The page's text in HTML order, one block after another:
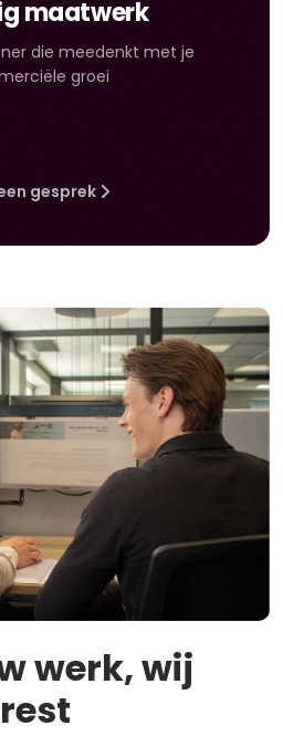
maatwerk
die meedenkt met je
groei
gesprek
werk, wij